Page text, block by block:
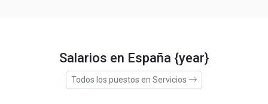
Salarios en España {year}
Todos los puestos en Servicios